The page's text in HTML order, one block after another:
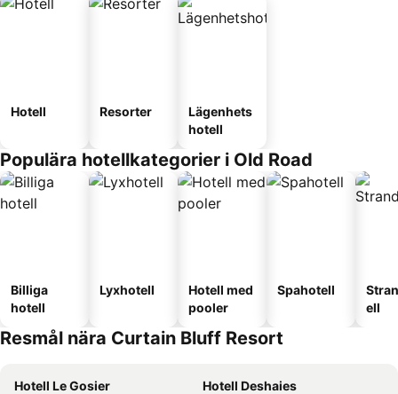
Hotell Resorter
Lägenhets
hotell
Populära hotellkategorier i Old Road
Billiga
hotell
Lyxhotell
Hotell med
pooler
Spahotell
ell
Resmål nära Curtain Bluff Resort
Hotell Le Gosier
Hotell Deshaies